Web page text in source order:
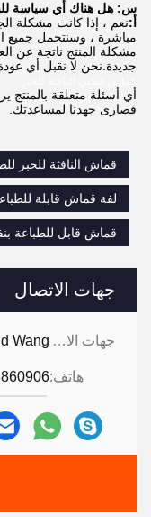
جهات الاتصال
جهات الاتصال: Wang
هاتف:
س: هل هناك أي سياسة
أ:نعم ، إذا كانت مشكلة
مباشرة ، وسنتحمل جميع
مشكلة المنتج ناتجة عن
جديدة.نحن لا نقبل أي
أي أسئلة متعلقة بالمنتج
قصارى جهدنا لمساعدتك.
قماش النافثة للحبر
لفة قماش قابلة
قماش قابل للطباعة